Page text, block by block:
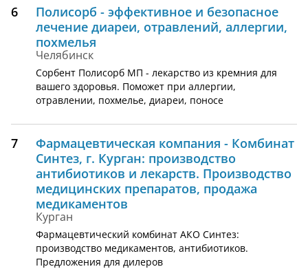
6
Полисорб - эффективное и безопасное
лечение диареи, отравлений, аллергии,
похмелья
Челябинск
Сорбент Полисорб МП - лекарство из кремния для
вашего здоровья. Поможет при аллергии,
отравлении, похмелье, диареи, поносе
7
Фармацевтическая компания - Комбинат
Синтез, г. Курган: производство
антибиотиков и лекарств. Производство
медицинских препаратов, продажа
медикаментов
Курган
Фармацевтический комбинат АКО Синтез:
производство медикаментов, антибиотиков.
Предложения для дилеров